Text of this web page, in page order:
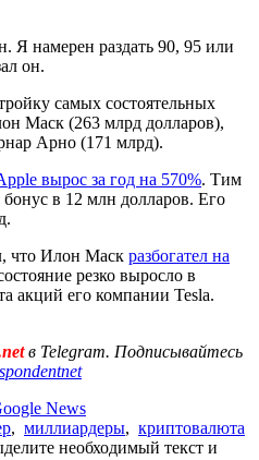
Я намерен раздать 90, 95 или
он.
самых состоятельных
Маск (263 млрд долларов),
Арно (171 млрд).
вырос за год на 570%. Тим
в 12 млн долларов. Его
что Илон Маск разбогател на
резко выросло в
акций его компании Tesla.
в Telegram. Подписывайтесь
News
, миллиардеры, криптовалюта
необходимый текст и